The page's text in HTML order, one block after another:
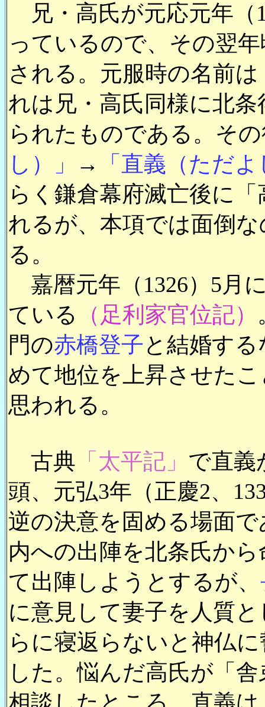
兄・高氏が元応元年（
っているので、その翌
される。元服時の名前は
れは兄・高氏同様に北条
られたものである。そ
し）」
→
「直義（ただ
らく鎌倉幕府滅亡後に
れるが、本項では面倒
る。
嘉暦元年（1326）5月
ている
（足利家官位記）
門の赤橋登子と結婚す
めて地位を上昇させた
思われる。
古典 「太平記」 で直義
頭、元弘3年（正慶2、
逆の決意を固める場面
内への出陣を北条氏か
て出陣しようとするが、
に意見して妻子を人質
らに寝返らないと神仏
した。悩んだ高氏が「